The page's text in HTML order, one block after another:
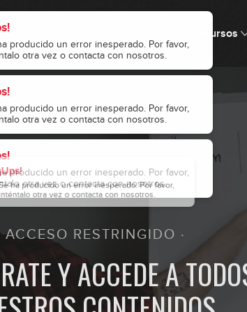
producido un error inesperado. Por favor,
otra vez o contacta con nosotros.
Recursos
ACCESO RESTRINGIDO ·
Y ACCEDE A
5
6
7
9